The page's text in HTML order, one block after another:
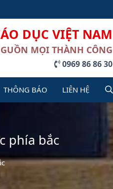
DỤC VIỆT NAM
MỌI THÀNH CÔNG
0969 86 86 30
THÔNG BÁO LIÊN HỆ
phía bắc